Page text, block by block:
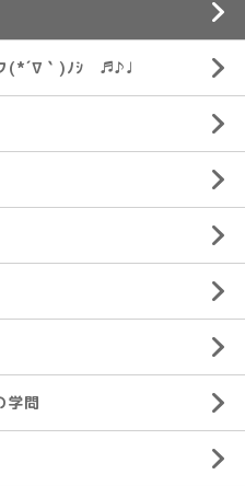
(*´∇｀)ﾉｼ ♬♪♩
学問